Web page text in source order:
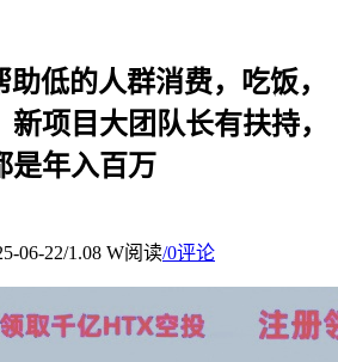
低的人群消费，吃饭，
项目大团队长有扶持，
是年入百万
06-22/1.08 W阅读/0评论